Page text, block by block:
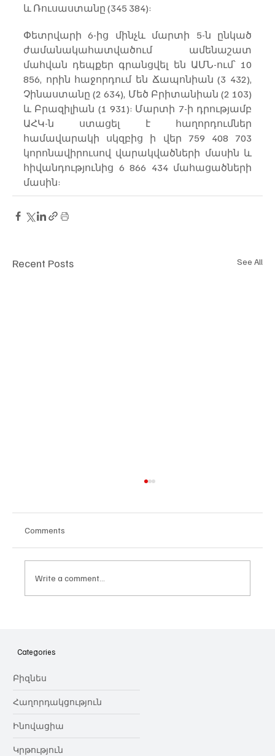
և Ռուսաստանը (345 384):
Փետրվարի 6-ից մինչև մարտի 5-ն ընկած
ժամանակահատվածում ամենաշատ
մահվան դեպքեր գրանցվել են ԱՄՆ-ում՝ 10
856, որին հաջորդում են Ճապոնիան (3 432),
Չինաստանը (2 634), Մեծ Բրիտանիան (2 103)
և Բրազիլիան (1 931): Մարտի 7-ի դրությամբ
ԱՀԿ-ն ստացել է հաղորդումներ
համավարակի սկզբից ի վեր 759 408 703
կորոնավիրուսով վարակվածների մասին և
հիվանդությունից 6 866 434 մահացածների
մասին:
Recent Posts See All
նվիրում որոշում
Comments
Write a comment...
Categories
Բիզնես
Հաղորդակցություն
Ինովացիա
Կրթություն